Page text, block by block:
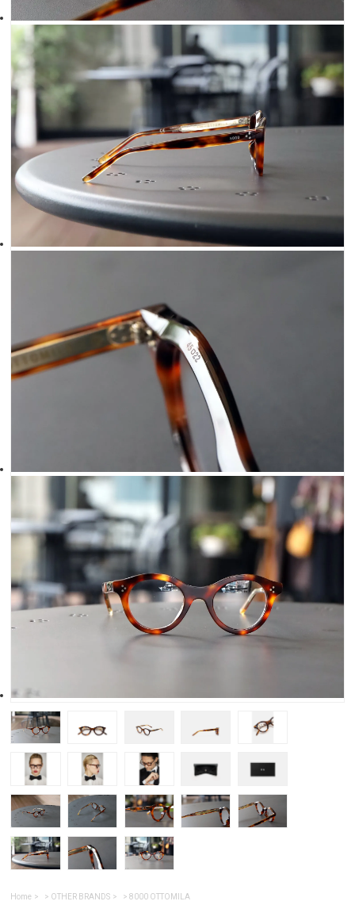
Home > OTHER BRANDS >8000 OTTOMILA